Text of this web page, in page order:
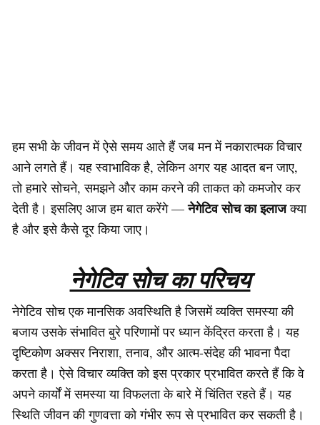
हम सभी के जीवन में ऐसे समय आते हैं जब मन में नकारात्मक विचार
आने लगते हैं। यह स्वाभाविक है, लेकिन अगर यह आदत बन जाए,
तो हमारे सोचने, समझने और काम करने की ताकत को कमजोर कर
देती है। इसलिए आज हम बात करेंगे —नेगेटिव सोच का इलाजक्या
है और इसे कैसे दूर किया जाए।
नेगेटिव सोच का परिचय
नेगेटिव सोच एक मानसिक अवस्थिति है जिसमें व्यक्ति समस्या की
बजाय उसके संभावित बुरे परिणामों पर ध्यान केंद्रित करता है। यह
दृष्टिकोण अक्सर निराशा, तनाव, और आत्म-संदेह की भावना पैदा
करता है। ऐसे विचार व्यक्ति को इस प्रकार प्रभावित करते हैं कि वे
अपने कार्यों में समस्या या विफलता के बारे में चिंतित रहते हैं। यह
स्थिति जीवन की गुणवत्ता को गंभीर रूप से प्रभावित कर सकती है।